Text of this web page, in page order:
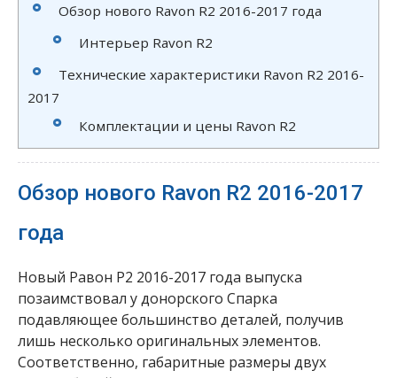
Обзор нового Ravon R2 2016-2017 года
Интерьер Ravon R2
Технические характеристики Ravon R2 2016-
2017
Комплектации и цены Ravon R2
Обзор нового Ravon R2 2016-2017
года
Новый Равон Р2 2016-2017 года выпуска
позаимствовал у донорского Спарка
подавляющее большинство деталей, получив
лишь несколько оригинальных элементов.
Соответственно, габаритные размеры двух